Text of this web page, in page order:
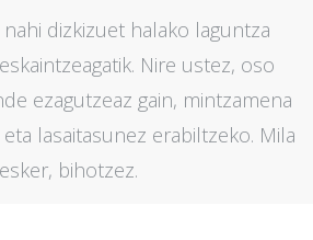
dizkizuet halako laguntza
Nire ustez, oso
ezagutzeaz gain, mintzamena
lasaitasunez erabiltzeko. Mila
esker, bihotzez.